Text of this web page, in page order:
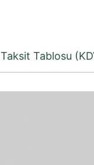
Taksit Tablosu